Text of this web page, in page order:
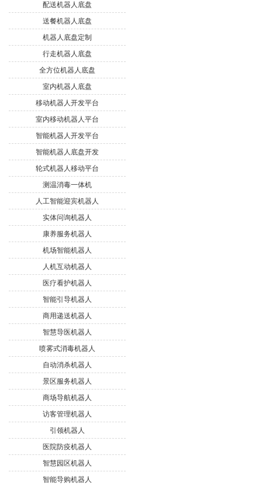
配送机器人底盘
送餐机器人底盘
机器人底盘定制
行走机器人底盘
全方位机器人底盘
室内机器人底盘
移动机器人开发平台
室内移动机器人平台
智能机器人开发平台
智能机器人底盘开发
轮式机器人移动平台
测温消毒一体机
人工智能迎宾机器人
实体问询机器人
康养服务机器人
机场智能机器人
人机互动机器人
医疗看护机器人
智能引导机器人
商用递送机器人
智慧导医机器人
喷雾式消毒机器人
自动消杀机器人
景区服务机器人
商场导航机器人
访客管理机器人
引领机器人
医院防疫机器人
智慧园区机器人
智能导购机器人